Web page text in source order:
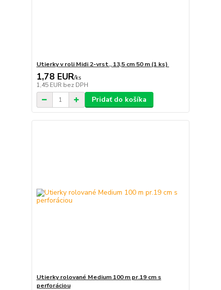
Utierky v roli Midi 2-vrst., 13,5 cm 50 m (1 ks)
1,78 EUR/ks
1,45 EUR bez DPH
Pridať do košíka
Utierky rolované Medium 100 m pr.19 cm s
perforáciou